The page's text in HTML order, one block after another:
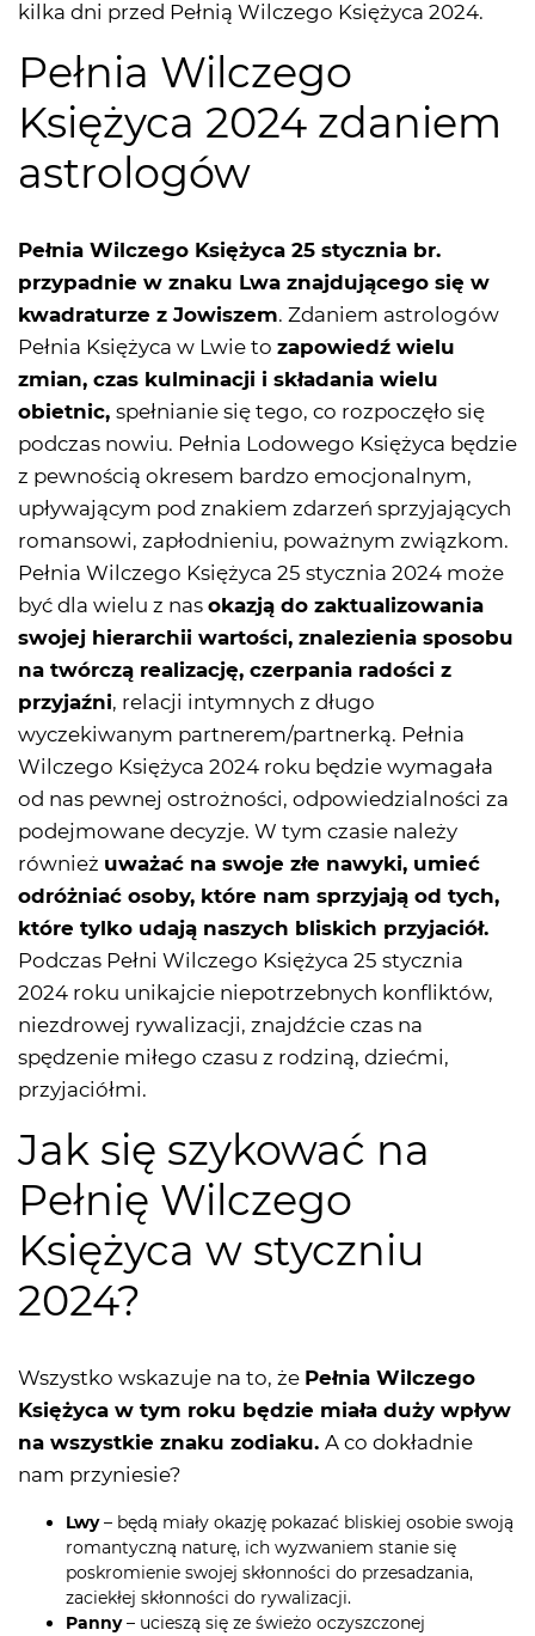
kilka dni przed Pełnią Wilczego Księżyca 2024.
Pełnia Wilczego
Księżyca 2024 zdaniem
astrologów
Pełnia Wilczego Księżyca 25 stycznia br.
przypadnie w znaku Lwa znajdującego się w
kwadraturze z Jowiszem. Zdaniem astrologów
Pełnia Księżyca w Lwie to zapowiedź wielu
zmian, czas kulminacji i składania wielu
obietnic, spełnianie się tego, co rozpoczęło się
podczas nowiu. Pełnia Lodowego Księżyca będzie
z pewnością okresem bardzo emocjonalnym,
upływającym pod znakiem zdarzeń sprzyjających
romansowi, zapłodnieniu, poważnym związkom.
Pełnia Wilczego Księżyca 25 stycznia 2024 może
być dla wielu z nas okazją do zaktualizowania
swojej hierarchii wartości, znalezienia sposobu
na twórczą realizację, czerpania radości z
przyjaźni, relacji intymnych z długo
wyczekiwanym partnerem/partnerką. Pełnia
Wilczego Księżyca 2024 roku będzie wymagała
od nas pewnej ostrożności, odpowiedzialności za
podejmowane decyzje. W tym czasie należy
również uważać na swoje złe nawyki, umieć
odróżniać osoby, które nam sprzyjają od tych,
które tylko udają naszych bliskich przyjaciół.
Podczas Pełni Wilczego Księżyca 25 stycznia
2024 roku unikajcie niepotrzebnych konfliktów,
niezdrowej rywalizacji, znajdźcie czas na
spędzenie miłego czasu z rodziną, dziećmi,
przyjaciółmi.
Jak się szykować na
Pełnię Wilczego
Księżyca w styczniu
2024?
Wszystko wskazuje na to, że Pełnia Wilczego
Księżyca w tym roku będzie miała duży wpływ
na wszystkie znaku zodiaku. A co dokładnie
nam przyniesie?
Lwy– będą miały okazję pokazać bliskiej osobie swoją
romantyczną naturę, ich wyzwaniem stanie się
poskromienie swojej skłonności do przesadzania,
zaciekłej skłonności do rywalizacji.
Panny– ucieszą się ze świeżo oczyszczonej